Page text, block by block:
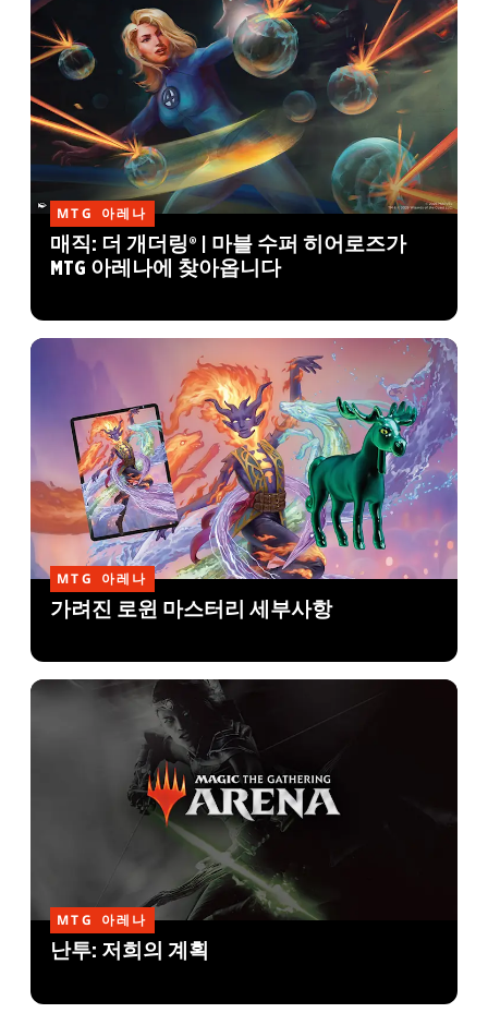
MTG 아레나
매직: 더 개더링® | 마블 수퍼 히어로즈가
MTG 아레나에 찾아옵니다
MTG 아레나
가려진 로윈 마스터리 세부사항
MTG 아레나
난투: 저희의 계획